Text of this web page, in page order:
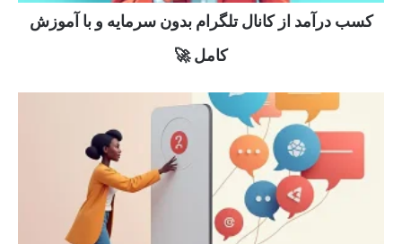
کسب درآمد از کانال تلگرام بدون سرمایه و با آموزش
کامل 🚀